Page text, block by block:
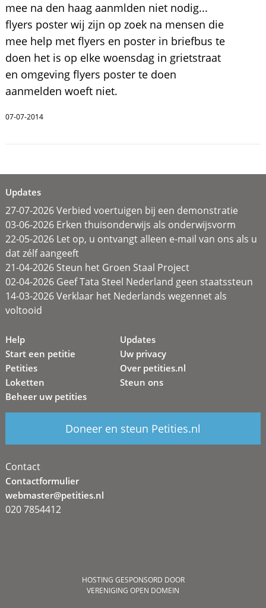
mee na den haag aanmlden niet nodig...
flyers poster wij zijn op zoek na mensen die
mee help met flyers en poster in briefbus te
doen het is op elke woensdag in grietstraat
en omgeving flyers poster te doen
aanmelden woeft niet.
07-07-2014
Updates
27-07-2026 Verbied voertuigen bij een demonstratie
03-06-2026 Erken thuisonderwijs als onderwijsvorm
22-05-2026 Let op, u ontvangt alleen e-mail van ons als u
dat zélf aangeeft
21-04-2026 Steun het Groen Staal Project
02-04-2026 Geef Tata Steel Nederland geen staatssteun
14-03-2026 Verklaar het Nederlands wegennet als
voltooid
Help
Start een petitie
Petities
Loketten
Beheer uw petities
Updates
Uw privacy
Over petities.nl
Steun ons
Doneer en steun Petities.nl
Contact
Contactformulier
webmaster@petities.nl
020 7854412
HOSTING GESPONSORD DOOR
VERENIGING OPEN DOMEIN